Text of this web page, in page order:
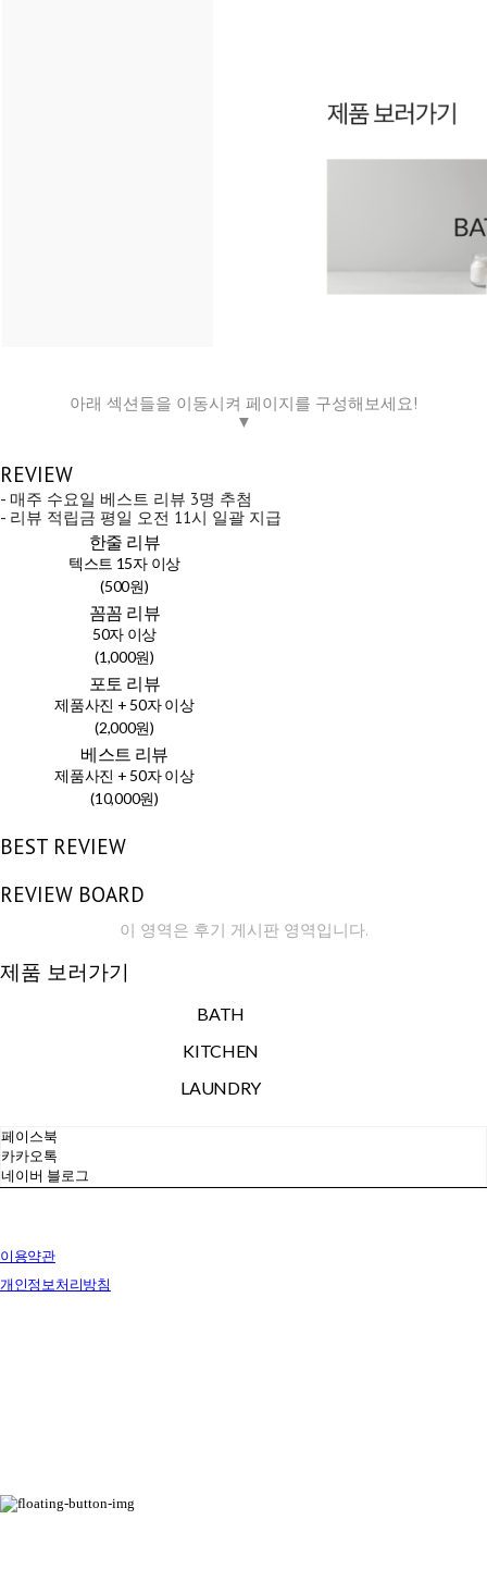
아래 섹션들을 이동시켜 페이지를 구성해보세요!
▼
REVIEW
- 매주 수요일 베스트 리뷰 3명 추첨
- 리뷰 적립금 평일 오전 11시 일괄 지급
한줄 리뷰
텍스트 15자 이상
(500원)
꼼꼼 리뷰
50자 이상
(1,000원)
포토 리뷰
제품사진 + 50자 이상
(2,000원)
베스트 리뷰
제품사진 + 50자 이상
(10,000원)
BEST REVIEW
REVIEW BOARD
이 영역은 후기 게시판 영역입니다.
제품 보러가기
BATH
KITCHEN
LAUNDRY
페이스북
카카오톡
네이버 블로그
이용약관
개인정보처리방침